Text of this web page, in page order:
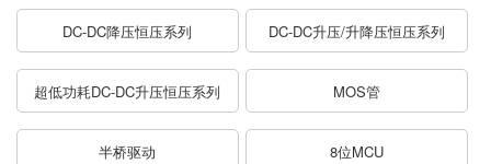
DC-DC降压恒压系列 DC-DC升压/升降压恒压系列
超低功耗DC-DC升压恒压系列 MOS管
半桥驱动 8位MCU